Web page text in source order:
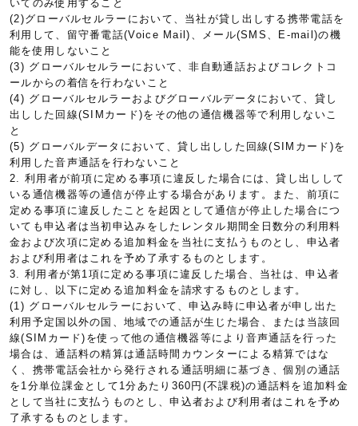
いてのみ使用すること
(2)グローバルセルラーにおいて、当社が貸し出しする携帯電話を
利用して、留守番電話(Voice Mail)、メール(SMS、E-mail)の機
能を使用しないこと
(3) グローバルセルラーにおいて、非自動通話およびコレクトコ
ールからの着信を行わないこと
(4) グローバルセルラーおよびグローバルデータにおいて、貸し
出しした回線(SIMカード)をその他の通信機器等で利用しないこ
と
(5) グローバルデータにおいて、貸し出しした回線(SIMカード)を
利用した音声通話を行わないこと
2. 利用者が前項に定める事項に違反した場合には、貸し出しして
いる通信機器等の通信が停止する場合があります。また、前項に
定める事項に違反したことを起因として通信が停止した場合につ
いても申込者は当初申込みをしたレンタル期間全日数分の利用料
金および次項に定める追加料金を当社に支払うものとし、申込者
および利用者はこれを予め了承するものとします。
3. 利用者が第1項に定める事項に違反した場合、当社は、申込者
に対し、以下に定める追加料金を請求するものとします。
(1) グローバルセルラーにおいて、申込み時に申込者が申し出た
利用予定国以外の国、地域での通話が生じた場合、または当該回
線(SIMカード)を使って他の通信機器等により音声通話を行った
場合は、通話料の精算は通話時間カウンターによる精算ではな
く、携帯電話会社から発行される通話明細に基づき、個別の通話
を1分単位課金として1分あたり360円(不課税)の通話料を追加料金
として当社に支払うものとし、申込者および利用者はこれを予め
了承するものとします。